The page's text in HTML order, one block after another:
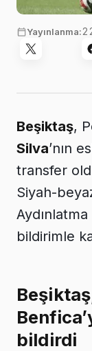
Yayınlanma:
Beşiktaş,
Silva’nın
transfer
Siyah-
bildirimle
bildirdi